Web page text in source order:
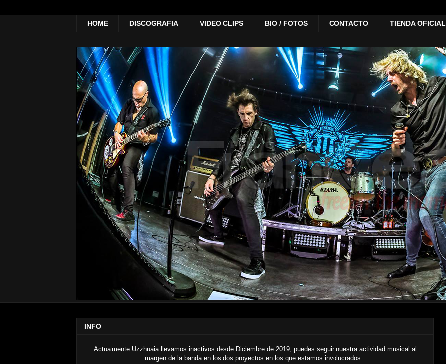
HOME DISCOGRAFIA VIDEO CLIPS BIO / FOTOS CONTACTO TIENDA OFICIAL
INFO
Actualmente Uzzhuaia llevamos inactivos desde Diciembre de 2019, puedes seguir nuestra actividad musical al
margen de la banda en los dos proyectos en los que estamos involucrados.